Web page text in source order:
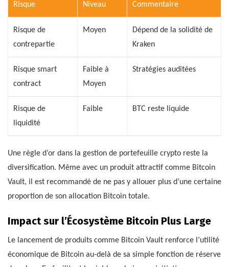
Risque Niveau Commentaire
Risque de
contrepartie
Moyen
Dépend de la solidité de
Kraken
Risque smart
contract
Faible à
Moyen
Stratégies auditées
Risque de
liquidité
Faible BTC reste liquide
Une règle d’or dans la gestion de portefeuille crypto reste la
diversification. Même avec un produit attractif comme Bitcoin
Vault, il est recommandé de ne pas y allouer plus d’une certaine
proportion de son allocation Bitcoin totale.
Impact sur l’Écosystème Bitcoin Plus Large
Le lancement de produits comme Bitcoin Vault renforce l’utilité
économique de Bitcoin au-delà de sa simple fonction de réserve